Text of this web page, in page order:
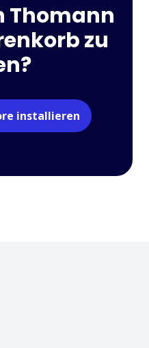
Thomann
zu
installieren